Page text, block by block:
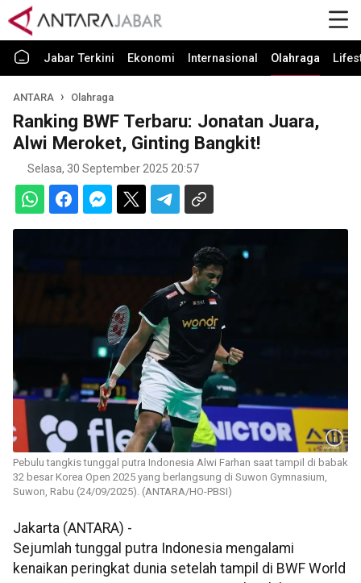
Jabar Terkini Ekonomi Internasional Olahraga
ANTARA Olahraga
Ranking BWF Terbaru: Jonatan Juara,
Alwi Meroket, Ginting Bangkit!
Selasa, 30 September 2025 20:57
Pebulu tangkis tunggal putra Indonesia Alwi Farhan saat tampil di babak
32 besar Korea Open 2025 yang berlangsung di Suwon Gymnasium,
Suwon, Rabu (24/09/2025). (ANTARA/HO-PBSI)
Jakarta (ANTARA) -
Sejumlah tunggal putra Indonesia mengalami
kenaikan peringkat dunia setelah tampil di BWF World